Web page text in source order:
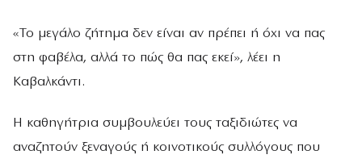
«Το μεγάλο ζήτημα δεν είναι αν πρέπει ή όχι να πας
στη φαβέλα, αλλά το πώς θα πας εκεί», λέει η
Καβαλκάντι.
Η καθηγήτρια συμβουλεύει τους ταξιδιώτες να
αναζητούν ξεναγούς ή κοινοτικούς συλλόγους που